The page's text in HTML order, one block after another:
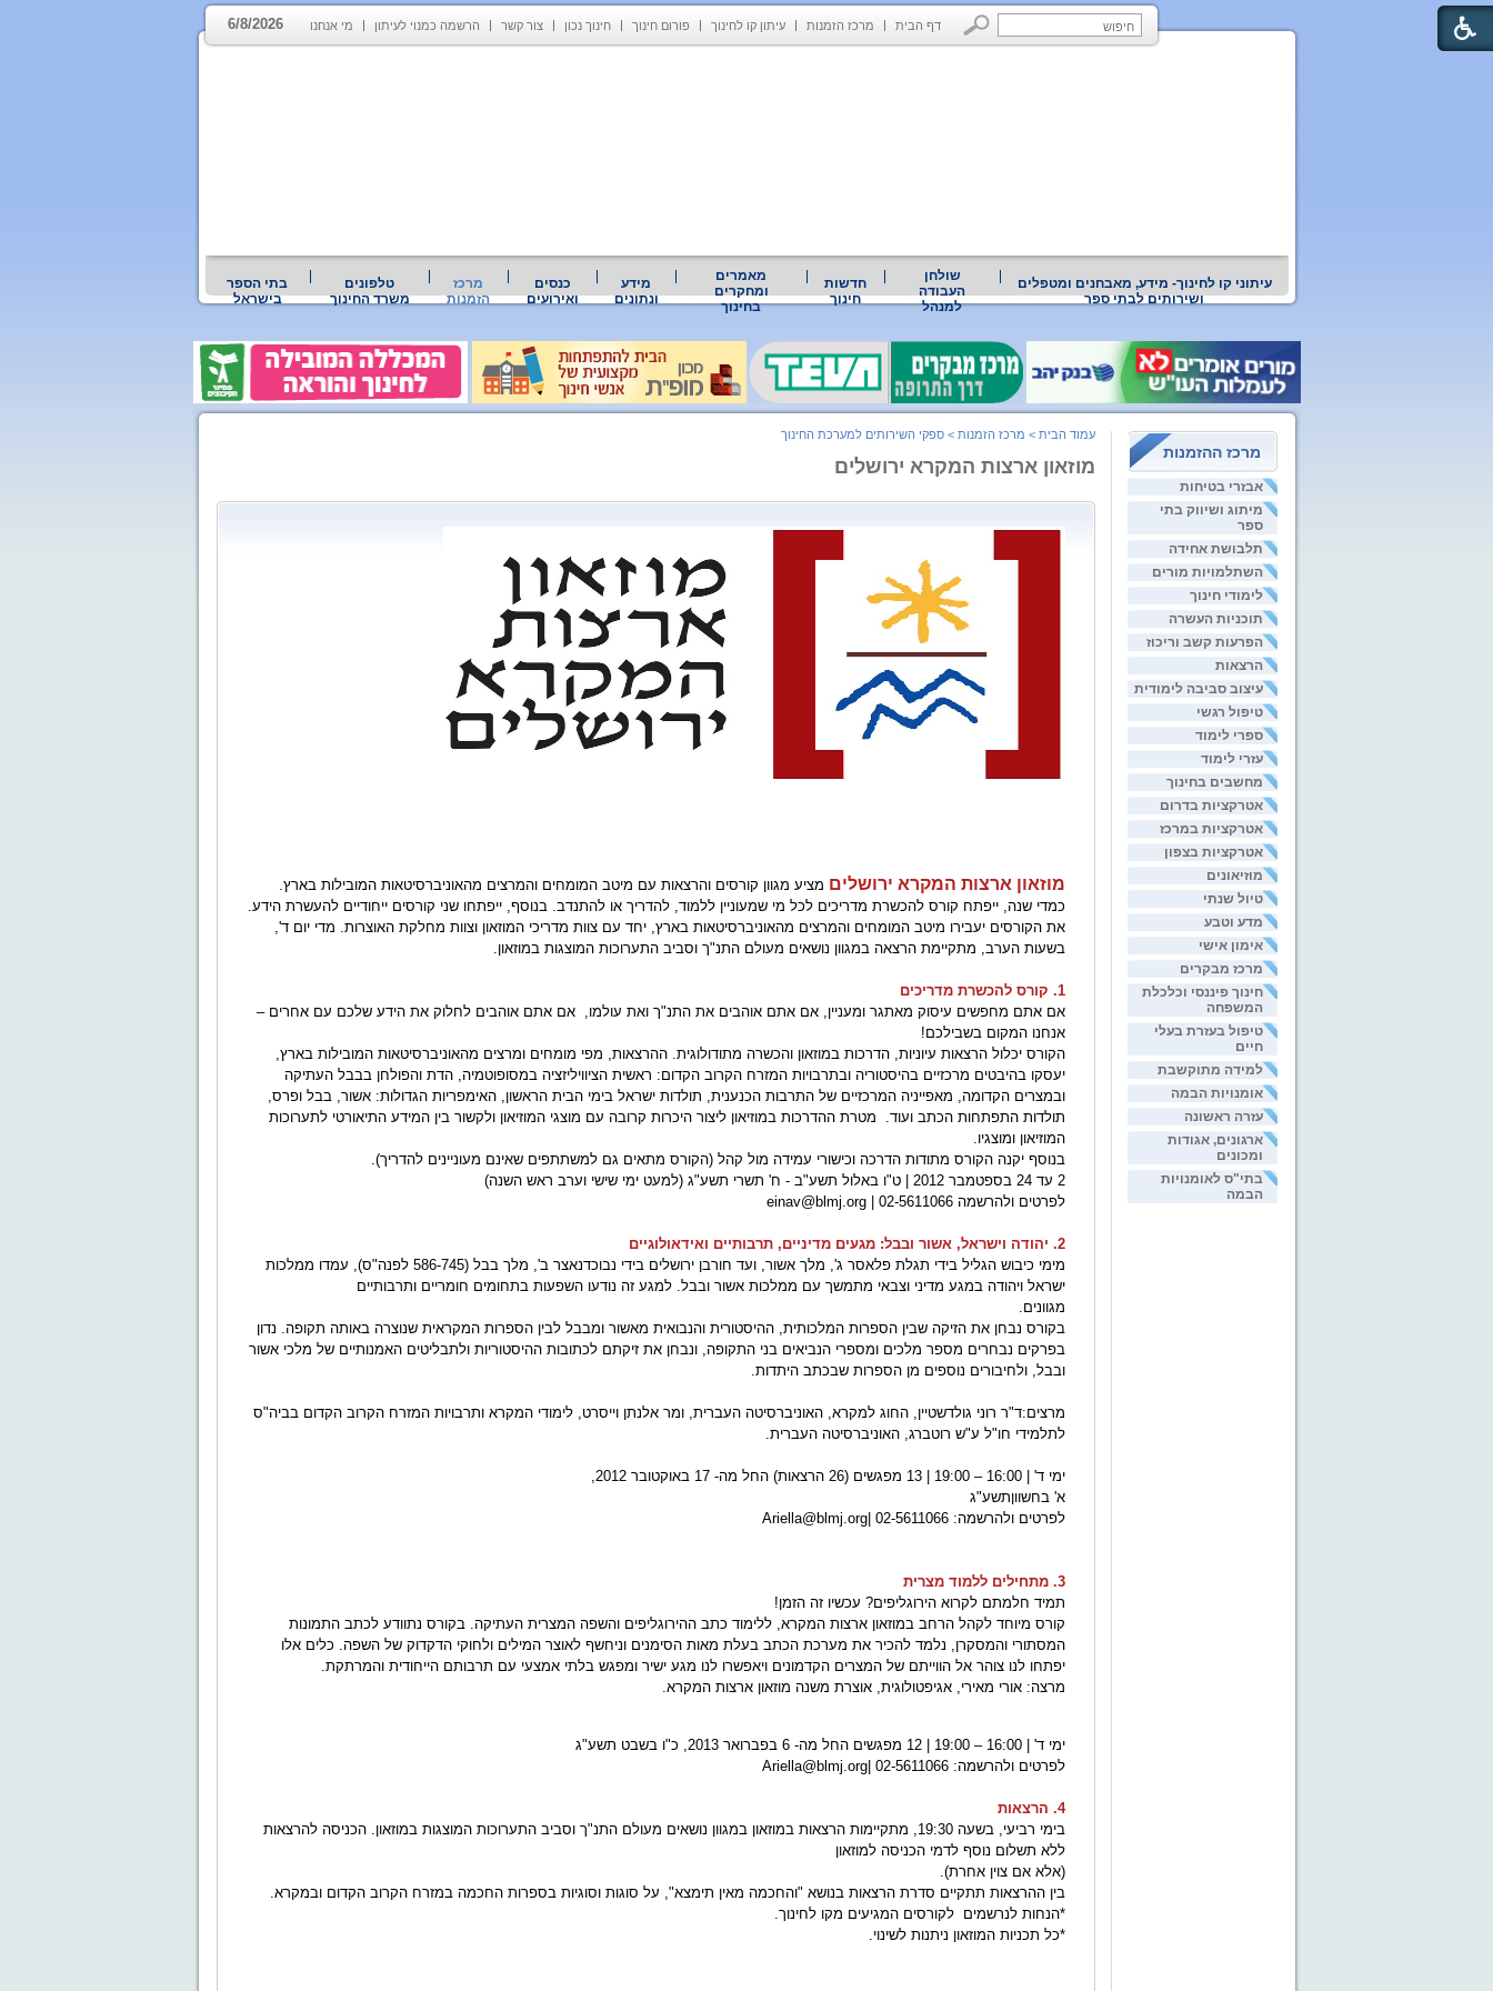
דף הבית מרכז הזמנות עיתון קו לחינוך פורום חינוך חינוך נכון צור קשר הרשמה כמנוי לעיתון מי אנחנו 6/8/2026
עיתוני קו לחינוך- מידע, מאבחנים ומטפלים
ושירותים לבתי ספר
שולחן
העבודה
למנהל
חדשות
חינוך
מאמרים
ומחקרים
בחינוך
מידע
ונתונים
כנסים
ואירועים
מרכז
הזמנות
טלפונים
משרד החינוך
בתי הספר
בישראל
מרכז ההזמנות
אבזרי בטיחות
מיתוג ושיווק בתי
ספר
תלבושת אחידה
השתלמויות מורים
לימודי חינוך
תוכניות העשרה
הפרעות קשב וריכוז
הרצאות
עיצוב סביבה לימודית
טיפול רגשי
ספרי לימוד
עזרי לימוד
מחשבים בחינוך
אטרקציות בדרום
אטרקציות במרכז
אטרקציות בצפון
מוזיאונים
טיול שנתי
מדע וטבע
אימון אישי
מרכז מבקרים
חינוך פיננסי וכלכלת
המשפחה
טיפול בעזרת בעלי
חיים
למידה מתוקשבת
אומנויות הבמה
עזרה ראשונה
ארגונים, אגודות
ומכונים
בתי"ס לאומנויות
הבמה
עמוד הבית > מרכז הזמנות > ספקי השירותים למערכת החינוך
מוזאון ארצות המקרא ירושלים
מוזאון ארצות המקרא ירושלים מציע מגוון קורסים והרצאות עם מיטב המומחים והמרצים מהאוניברסיטאות המובילות בארץ.
כמדי שנה, ייפתח קורס להכשרת מדריכים לכל מי שמעוניין ללמוד, להדריך או להתנדב. בנוסף, ייפתחו שני קורסים ייחודיים להעשרת הידע.
את הקורסים יעבירו מיטב המומחים והמרצים מהאוניברסיטאות בארץ, יחד עם צוות מדריכי המוזאון וצוות מחלקת האוצרות. מדי יום ד',
בשעות הערב, מתקיימת הרצאה במגוון נושאים מעולם התנ"ך וסביב התערוכות המוצגות במוזאון.
1. קורס להכשרת מדריכים
אם אתם מחפשים עיסוק מאתגר ומעניין, אם אתם אוהבים את התנ"ך ואת עולמו, אם אתם אוהבים לחלוק את הידע שלכם עם אחרים –
אנחנו המקום בשבילכם!
הקורס יכלול הרצאות עיוניות, הדרכות במוזאון והכשרה מתודולוגית. ההרצאות, מפי מומחים ומרצים מהאוניברסיטאות המובילות בארץ,
יעסקו בהיבטים מרכזיים בהיסטוריה ובתרבויות המזרח הקרוב הקדום: ראשית הציוויליזציה במסופוטמיה, הדת והפולחן בבבל העתיקה
ובמצרים הקדומה, מאפייניה המרכזיים של התרבות הכנענית, תולדות ישראל בימי הבית הראשון, האימפריות הגדולות: אשור, בבל ופרס,
תולדות התפתחות הכתב ועוד. מטרת ההדרכות במוזיאון ליצור היכרות קרובה עם מוצגי המוזיאון ולקשור בין המידע התיאורטי לתערוכות
המוזיאון ומוצגיו.
בנוסף יקנה הקורס מתודות הדרכה וכישורי עמידה מול קהל (הקורס מתאים גם למשתתפים שאינם מעוניינים להדריך).
2 עד 24 בספטמבר 2012 | ט"ו באלול תשע"ב - ח' תשרי תשע"ג (למעט ימי שישי וערב ראש השנה)
לפרטים ולהרשמה 02-5611066 | einav@blmj.org
2. יהודה וישראל, אשור ובבל: מגעים מדיניים, תרבותיים ואידאולוגיים
מימי כיבוש הגליל בידי תגלת פלאסר ג', מלך אשור, ועד חורבן ירושלים בידי נבוכדנאצר ב', מלך בבל (586-745 לפנה"ס), עמדו ממלכות
ישראל ויהודה במגע מדיני וצבאי מתמשך עם ממלכות אשור ובבל. למגע זה נודעו השפעות בתחומים חומריים ותרבותיים
מגוונים.
בקורס נבחן את הזיקה שבין הספרות המלכותית, ההיסטורית והנבואית מאשור ומבבל לבין הספרות המקראית שנוצרה באותה תקופה. נדון
בפרקים נבחרים מספר מלכים ומספרי הנביאים בני התקופה, ונבחן את זיקתם לכתובות ההיסטוריות ולתבליטים האמנותיים של מלכי אשור
ובבל, ולחיבורים נוספים מן הספרות שבכתב היתדות.
מרצים:ד"ר רוני גולדשטיין, החוג למקרא, האוניברסיטה העברית, ומר אלנתן וייסרט, לימודי המקרא ותרבויות המזרח הקרוב הקדום בביה"ס
לתלמידי חו"ל ע"ש רוטברג, האוניברסיטה העברית.
ימי ד' | 16:00 – 19:00 | 13 מפגשים (26 הרצאות) החל מה- 17 באוקטובר 2012,
א' בחשווןתשע"ג
לפרטים ולהרשמה: Ariella@blmj.org| 02-5611066
3. מתחילים ללמוד מצרית
תמיד חלמתם לקרוא הירוגליפים? עכשיו זה הזמן!
קורס מיוחד לקהל הרחב במוזאון ארצות המקרא, ללימוד כתב ההירוגליפים והשפה המצרית העתיקה. בקורס נתוודע לכתב התמונות
המסתורי והמסקרן, נלמד להכיר את מערכת הכתב בעלת מאות הסימנים וניחשף לאוצר המילים ולחוקי הדקדוק של השפה. כלים אלו
יפתחו לנו צוהר אל הווייתם של המצרים הקדמונים ויאפשרו לנו מגע ישיר ומפגש בלתי אמצעי עם תרבותם הייחודית והמרתקת.
מרצה: אורי מאירי, אגיפטולוגית, אוצרת משנה מוזאון ארצות המקרא.
ימי ד' | 16:00 – 19:00 | 12 מפגשים החל מה- 6 בפברואר 2013, כ"ו בשבט תשע"ג
לפרטים ולהרשמה: Ariella@blmj.org| 02-5611066
4. הרצאות
בימי רביעי, בשעה 19:30, מתקיימות הרצאות במוזאון במגוון נושאים מעולם התנ"ך וסביב התערוכות המוצגות במוזאון. הכניסה להרצאות
ללא תשלום נוסף לדמי הכניסה למוזאון
(אלא אם צוין אחרת).
בין ההרצאות תתקיים סדרת הרצאות בנושא "והחכמה מאין תימצא", על סוגות וסוגיות בספרות החכמה במזרח הקרוב הקדום ובמקרא.
*הנחות לנרשמים לקורסים המגיעים מקו לחינוך.
*כל תכניות המוזאון ניתנות לשינוי.